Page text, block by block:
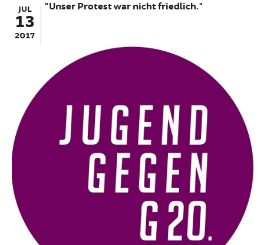
JUL
13
2017
"Unser Protest war nicht friedlich."